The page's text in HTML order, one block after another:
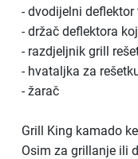
- dvodijelni deflektor
- držač deflektora
- razdjeljnik grill
- hvataljka za
- žarač
Grill King kamado
Osim za grillanje ili